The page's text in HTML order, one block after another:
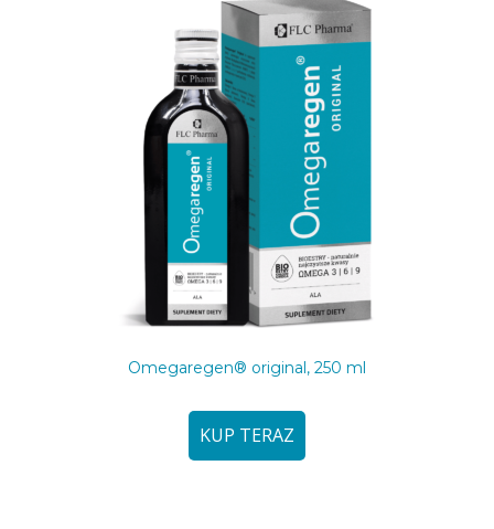
Omegaregen® original, 250 ml
KUP TERAZ